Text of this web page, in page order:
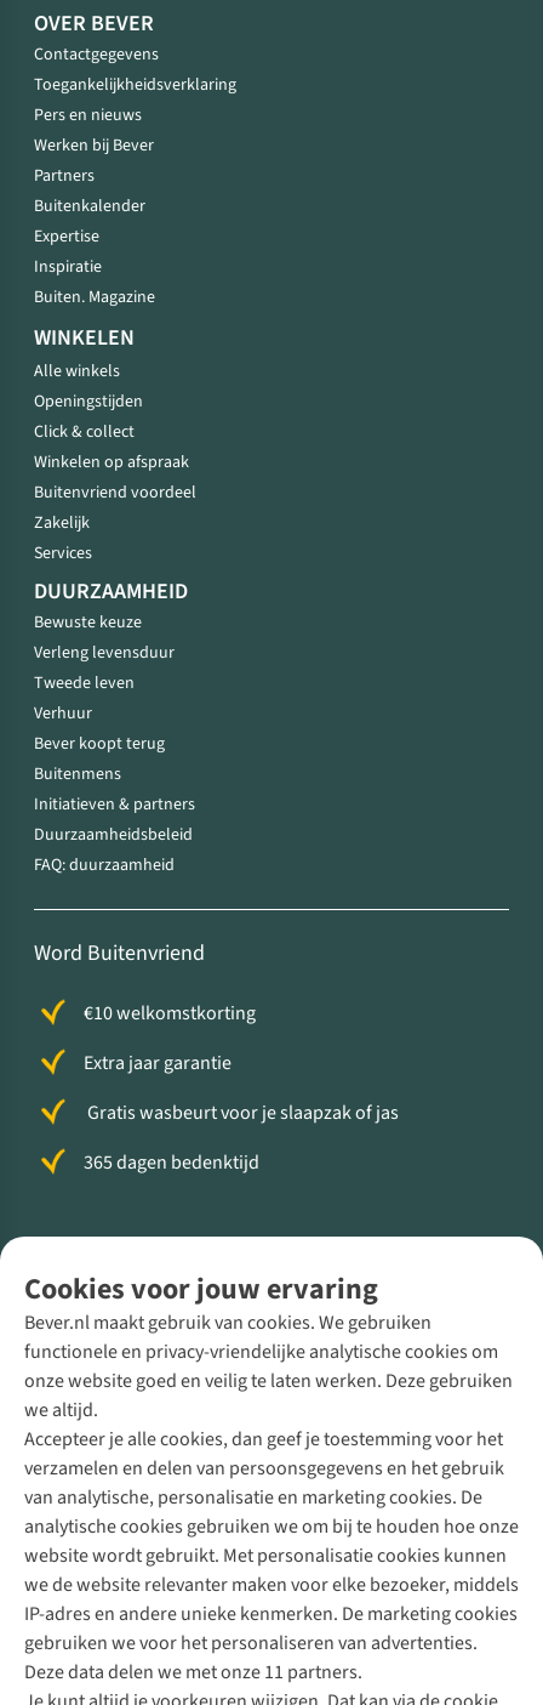
Cookies voor jouw ervaring
Bever.nl maakt gebruik van cookies. We gebruiken
functionele en privacy-vriendelijke analytische cookies om
onze website goed en veilig te laten werken. Deze gebruiken
we altijd.
Accepteer je alle cookies, dan geef je toestemming voor het
verzamelen en delen van persoonsgegevens en het gebruik
van analytische, personalisatie en marketing cookies. De
analytische cookies gebruiken we om bij te houden hoe onze
website wordt gebruikt. Met personalisatie cookies kunnen
we de website relevanter maken voor elke bezoeker, middels
IP-adres en andere unieke kenmerken. De marketing cookies
gebruiken we voor het personaliseren van advertenties.
Deze data delen we met onze 11 partners.
OVER BEVER
Contactgegevens
Toegankelijkheidsverklaring
Pers en nieuws
Werken bij Bever
Partners
Buitenkalender
Expertise
Inspiratie
Buiten. Magazine
WINKELEN
Alle winkels
Openingstijden
Click & collect
Winkelen op afspraak
Buitenvriend voordeel
Zakelijk
Services
DUURZAAMHEID
Bewuste keuze
Verleng levensduur
Tweede leven
Verhuur
Bever koopt terug
Buitenmens
Initiatieven & partners
Duurzaamheidsbeleid
FAQ: duurzaamheid
Word Buitenvriend
€10 welkomstkorting
Extra jaar garantie
Gratis wasbeurt voor je slaapzak of jas
365 dagen bedenktijd
Direct advies van een Buitenexpert
+31 (0)85 888 50 88
+31 6 12 28 49 80
Contactformulier